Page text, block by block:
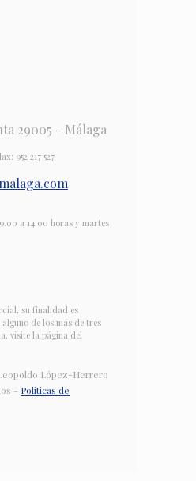
29005 - Málaga
952 217 527
a 14:00 horas y martes
su finalidad es
de los más de tres
visite la página del
López-Herrero
- Políticas de